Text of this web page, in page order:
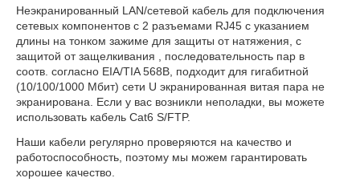
Неэкранированный LAN/сетевой кабель для подключения
сетевых компонентов с 2 разъемами RJ45 с указанием
длины на тонком зажиме для защиты от натяжения, с
защитой от защелкивания , последовательность пар в
соотв. согласно EIA/TIA 568B, подходит для гигабитной
(10/100/1000 Мбит) сети U экранированная витая пара не
экранирована. Если у вас возникли неполадки, вы можете
использовать кабель Cat6 S/FTP.
Наши кабели регулярно проверяются на качество и
работоспособность, поэтому мы можем гарантировать
хорошее качество.